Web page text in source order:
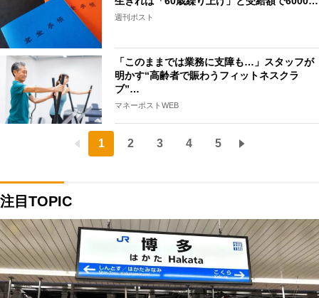
週刊ポスト
「このままでは業務に支障も…」スタッフが
明かす“高齢者で賑わうフィットネスクラ
ブ”…
マネーポストWEB
1 2 3 4 5
注目TOPIC